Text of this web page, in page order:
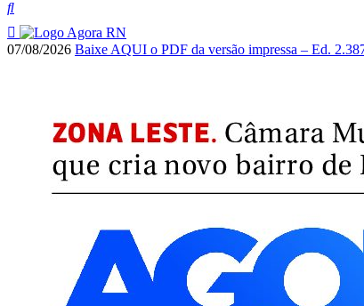
07/08/2026 Baixe AQUI o PDF da versão impressa – Ed.